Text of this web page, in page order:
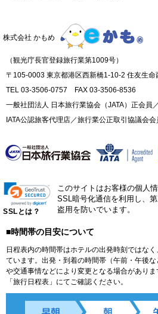
株式会社 かもめ
（観光庁長官登録旅行業第1009号）
〒105-0003 東京都港区西新橋1-10-2 住友生命
TEL 03-3506-0757 FAX 03-3506-8536
一般社団法人 日本旅行業協会（JATA）正会員／
IATA公認旅客代理店／旅行業公正取引協議会会
SSLとは？
このサイトはお客様の個人
SSL暗号化通信を利用し、
盗用を防いでいます。
■時間帯の目安について
日程表内の時間帯はホテルの出発時刻ではな
ています。出発・到着の時間帯（午前・午後
や交通事情などにより変更となる場合があり
「旅行日程表」にてご確認ください。